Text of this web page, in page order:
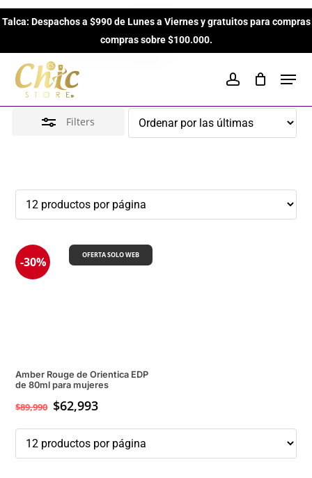
Skip
to
content
Talca: Despachos a $990 de Lunes a Viernes y gratuitos para compras
compras sobre $100.000.
account
Cuero
Inicio Perfumes para Mujeres Cuero
Filters
OFERTA SOLO WEB
-30%
Amber Rouge de Orientica EDP
de 80ml para mujeres
$89,990 $62,993